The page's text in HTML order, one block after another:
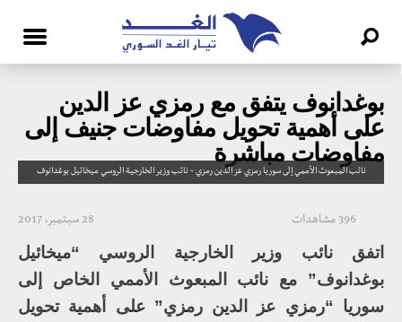
بوغدانوف يتفق مع رمزي عز الدين
على أهمية تحويل مفاوضات جنيف إلى
مفاوضات مباشرة
نائب المبعوث الأممي إلى سوريا رمزي عز الدين رمزي - نائب وزير الخارجية الروسي ميخائيل بوغدانوف
28 سبتمبر، 2017 396 مشاهدات
اتفق نائب وزير الخارجية الروسي “ميخائيل
بوغدانوف” مع نائب المبعوث الأممي الخاص إلى
سوريا “رمزي عز الدين رمزي” على أهمية تحويل